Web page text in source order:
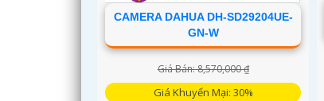
CAMERA DAHUA DH-SD29204UE-
GN-W
Giá Bán: 8,570,000 ₫
Giá Khuyến Mại: 30%